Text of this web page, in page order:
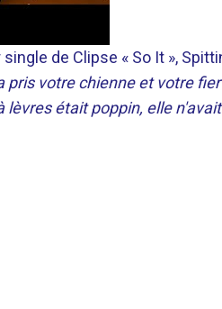
de Clipse « So It »,
votre chienne et votre
était poppin, elle